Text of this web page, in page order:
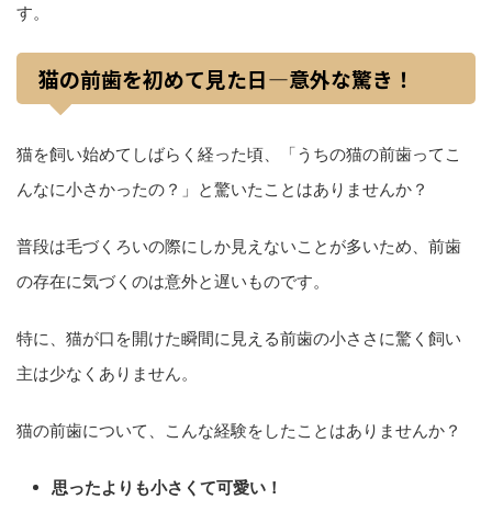
す。
猫の前歯を初めて見た日—意外な驚き！
猫を飼い始めてしばらく経った頃、「うちの猫の前歯ってこ
んなに小さかったの？」と驚いたことはありませんか？
普段は毛づくろいの際にしか見えないことが多いため、前歯
の存在に気づくのは意外と遅いものです。
特に、猫が口を開けた瞬間に見える前歯の小ささに驚く飼い
主は少なくありません。
猫の前歯について、こんな経験をしたことはありませんか？
思ったよりも小さくて可愛い！